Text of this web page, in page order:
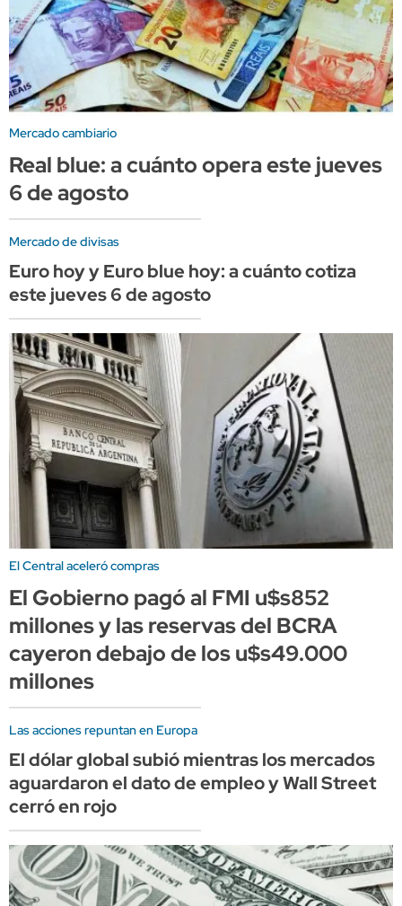
Mercado cambiario
Real blue: a cuánto opera este jueves
6 de agosto
Mercado de divisas
Euro hoy y Euro blue hoy: a cuánto cotiza
este jueves 6 de agosto
El Central aceleró compras
El Gobierno pagó al FMI u$s852
millones y las reservas del BCRA
cayeron debajo de los u$s49.000
millones
Las acciones repuntan en Europa
El dólar global subió mientras los mercados
aguardaron el dato de empleo y Wall Street
cerró en rojo